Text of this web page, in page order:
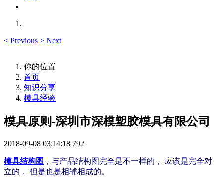
< Previous > Next
你的位置
首页
知识分享
模具经验
模具原则-深圳市深模塑胶模具有限公司
2018-09-08 03:14:18 792
模具结构图 ，与产品结构图完全是不一样的， 应该是完全对
立的， 但是也是相辅相成的。